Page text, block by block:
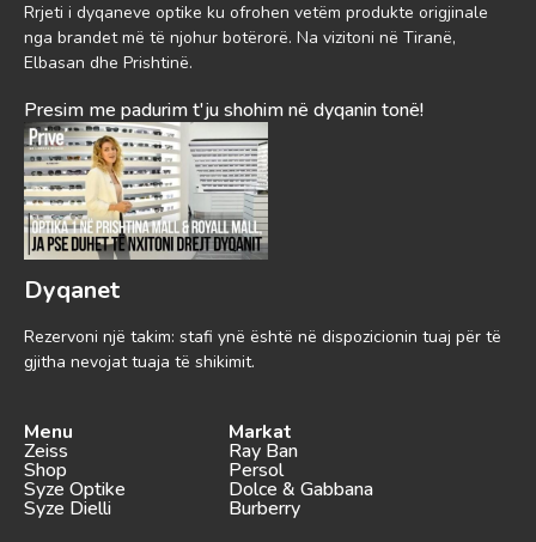
Rrjeti i dyqaneve optike ku ofrohen vetëm produkte origjinale
nga brandet më të njohur botërorë. Na vizitoni në Tiranë,
Elbasan dhe Prishtinë.
Presim me padurim t'ju shohim në dyqanin tonë!
Dyqanet
Rezervoni një takim: stafi ynë është në dispozicionin tuaj për të
gjitha nevojat tuaja të shikimit.
Menu
Zeiss
Shop
Syze Optike
Syze Dielli
Markat
Ray Ban
Persol
Dolce & Gabbana
Burberry